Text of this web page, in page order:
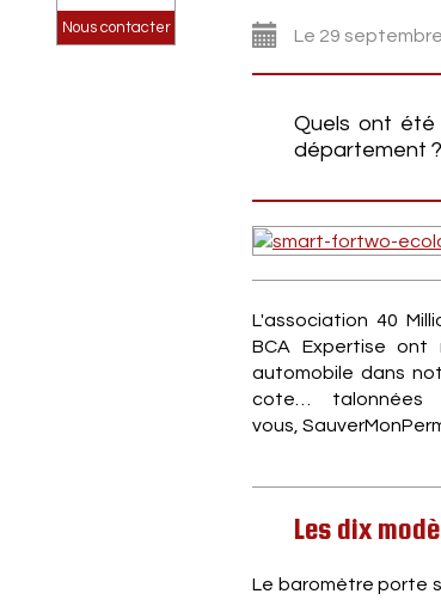
Le 29
Quels ont été
département
L'association 40
BCA Expertise
automobile dans
cote… talonnées
vous,
Les dix
Le baromètre porte
Nous contacter